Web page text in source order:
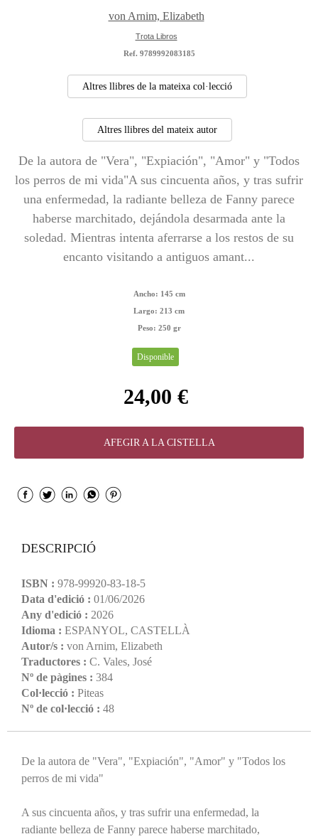
von Arnim, Elizabeth
Trota Libros
Ref. 9789992083185
Altres llibres de la mateixa col·lecció
Altres llibres del mateix autor
De la autora de "Vera", "Expiación", "Amor" y "Todos
los perros de mi vida"A sus cincuenta años, y tras sufrir
una enfermedad, la radiante belleza de Fanny parece
haberse marchitado, dejándola desarmada ante la
soledad. Mientras intenta aferrarse a los restos de su
encanto visitando a antiguos amant...
Ancho: 145 cm
Largo: 213 cm
Peso: 250 gr
Disponible
24,00 €
AFEGIR A LA CISTELLA
DESCRIPCIÓ
ISBN : 978-99920-83-18-5
Data d'edició : 01/06/2026
Any d'edició : 2026
Idioma : ESPANYOL, CASTELLÀ
Autor/s : von Arnim, Elizabeth
Traductores : C. Vales, José
Nº de pàgines : 384
Col·lecció : Piteas
Nº de col·lecció : 48
De la autora de "Vera", "Expiación", "Amor" y "Todos los
perros de mi vida"
A sus cincuenta años, y tras sufrir una enfermedad, la
radiante belleza de Fanny parece haberse marchitado,